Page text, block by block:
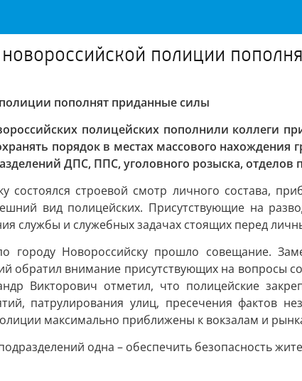
полиции
пополнят приданные силы
полицейских пополнили коллеги
порядок в местах массового
ДПС, ППС, уголовного розыска,
строевой смотр личного состава,
вид полицейских. Присутствующие на
службы и служебных задачах стоящих перед
Новороссийску прошло совещание.
обратил внимание присутствующих на вопросы
Викторович отметил, что полицейские
патрулирования улиц, пресечения фактов
максимально приближены к вокзалам и
одна – обеспечить безопасность